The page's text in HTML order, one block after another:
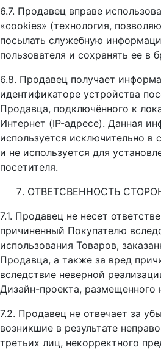
6.7. Продавец вправе
«cookies» (технология,
посылать служебную
пользователя и сохранять ее в
6.8. Продавец получает
идентификаторе устройства
Продавца, подключённого к
Интернет (IP-адресе). Данная
используется исключительно в
и не используется для
посетителя.
ОТВЕТСВЕННОСТЬ
7.1. Продавец не несет
причиненный Покупателю
использования Товаров,
Продавца, а также за вред
вследствие неверной
Дизайн-проекта, размещенного
7.2. Продавец не отвечает за
возникшие в результате
третьих лиц, некорректного